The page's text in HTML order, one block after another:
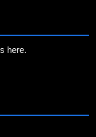
here.